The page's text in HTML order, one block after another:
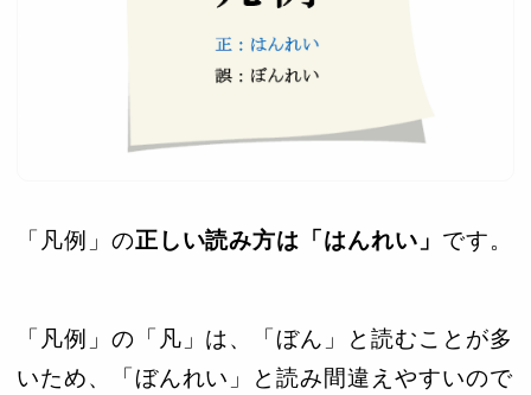
「凡例」の正しい読み方は「はんれい」 です。
「凡例」の「凡」は、「ぼん」と読むことが多
いため、「ぼんれい」と読み間違えやすいので